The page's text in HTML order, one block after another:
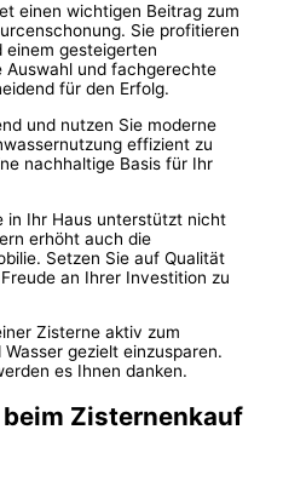
einen wichtigen Beitrag zum
Sie profitieren
einem gesteigerten
Auswahl und fachgerechte
für den Erfolg.
und nutzen Sie moderne
effizient zu
nachhaltige Basis für Ihr
in Ihr Haus unterstützt nicht
erhöht auch die
Setzen Sie auf Qualität
an Ihrer Investition zu
Zisterne aktiv zum
gezielt einzusparen.
es Ihnen danken.
Zisternenkauf